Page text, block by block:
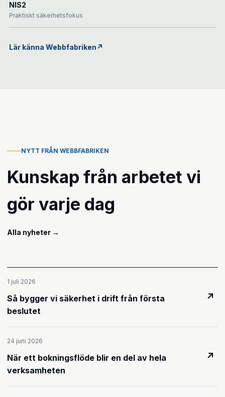
NIS2
Praktiskt säkerhetsfokus
Lär känna Webbfabriken↗
NYTT FRÅN WEBBFABRIKEN
Kunskap från arbetet vi
gör varje dag
Alla nyheter →
1 juli 2026
Så bygger vi säkerhet i drift från första
beslutet
↗
24 juni 2026
När ett bokningsflöde blir en del av hela
verksamheten
↗